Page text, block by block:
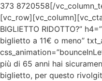
373 8720558[/
BIGLIETTO RIDOTTO?”
biglietto a 11€ o meno”
più di 65 anni hai
biglietto, per questo